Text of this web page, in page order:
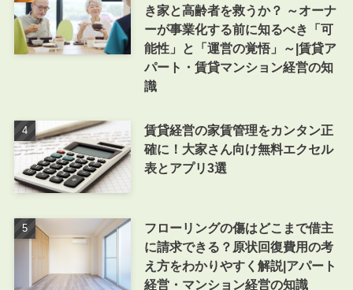
き家と高齢者を救うか？ ～オーナ
ーが事業化する前に知るべき「可
能性」と「運営の覚悟」～|賃貸ア
パート・賃貸マンション経営の知
識
賃貸経営の家賃管理をカンタン正
確に！大家さん向け無料エクセル
表とアプリ3選
フローリングの傷はどこまで借主
に請求できる？原状回復費用の考
え方をわかりやすく解説|アパート
経営・マンション経営の知識